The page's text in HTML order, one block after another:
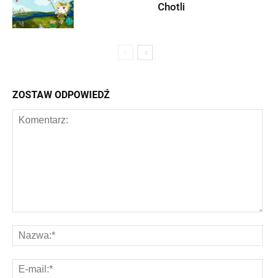
Chotli
ZOSTAW ODPOWIEDŹ